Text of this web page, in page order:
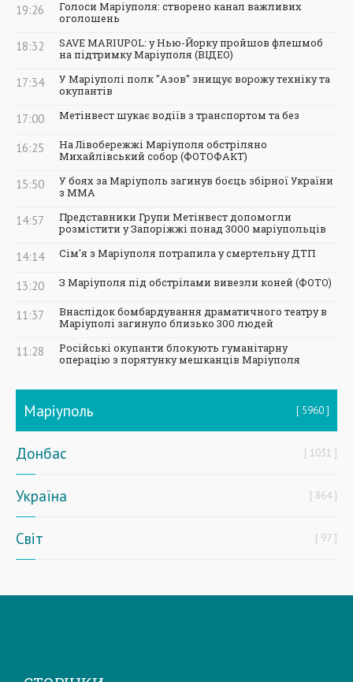
19:26
Голоси Маріуполя: створено канал важливих
оголошень
18:32
SAVE MARIUPOL: у Нью-Йорку пройшов флешмоб
на підтримку Маріуполя (ВІДЕО)
17:34
У Маріуполі полк "Азов" знищує ворожу техніку та
окупантів
17:00 Метінвест шукає водіїв з транспортом та без
16:25
На Лівобережжі Маріуполя обстріляно
Михайлівський собор (ФОТОФАКТ)
15:50
У боях за Маріуполь загинув боєць збірної України
з ММА
14:57
Представники Групи Метінвест допомогли
розмістити у Запоріжжі понад 3000 маріупольців
14:14 Сім'я з Маріуполя потрапила у смертельну ДТП
13:20 З Маріуполя під обстрілами вивезли коней (ФОТО)
11:37
Внаслідок бомбардування драматичного театру в
Маріуполі загинуло близько 300 людей
11:28
Російські окупанти блокують гуманітарну
операцію з порятунку мешканців Маріуполя
Маріуполь 5960
Донбас 1031
Україна 864
Світ 97